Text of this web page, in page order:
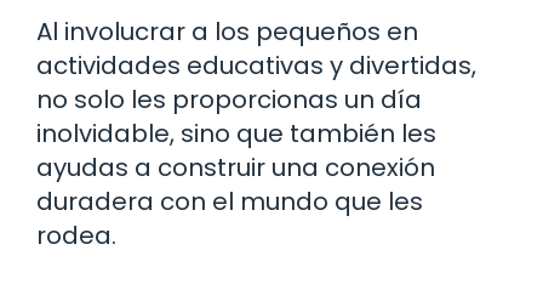
Al involucrar a los pequeños en
actividades educativas y divertidas,
no solo les proporcionas un día
inolvidable, sino que también les
ayudas a construir una conexión
duradera con el mundo que les
rodea.